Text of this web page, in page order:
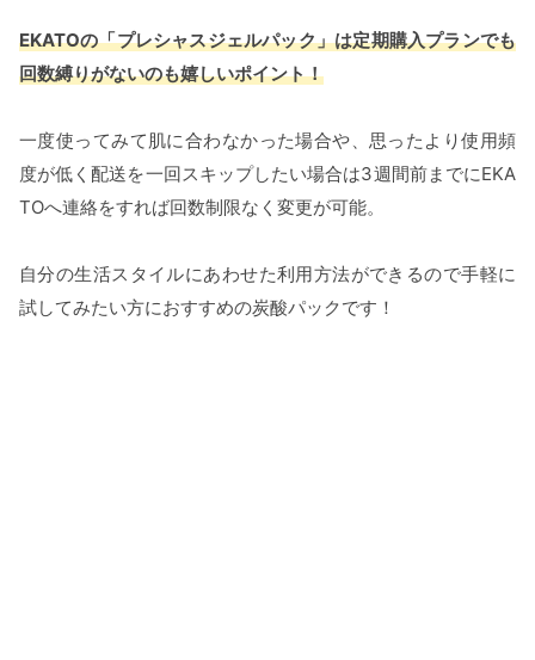
EKATOの「プレシャスジェルパック」は定期購入プランでも
回数縛りがないのも嬉しいポイント！
一度使ってみて肌に合わなかった場合や、思ったより使用頻
度が低く配送を一回スキップしたい場合は3週間前までにEKA
TOへ連絡をすれば回数制限なく変更が可能。
自分の生活スタイルにあわせた利用方法ができるので手軽に
試してみたい方におすすめの炭酸パックです！